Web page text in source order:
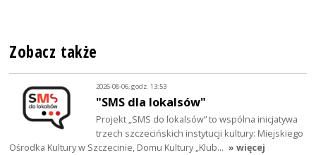
Zobacz także
2026-08-06, godz. 13:53
"SMS dla lokalsów"
Projekt „SMS do lokalsów” to wspólna inicjatywa
trzech szczecińskich instytucji kultury: Miejskiego
Ośrodka Kultury w Szczecinie, Domu Kultury „Klub… » więcej